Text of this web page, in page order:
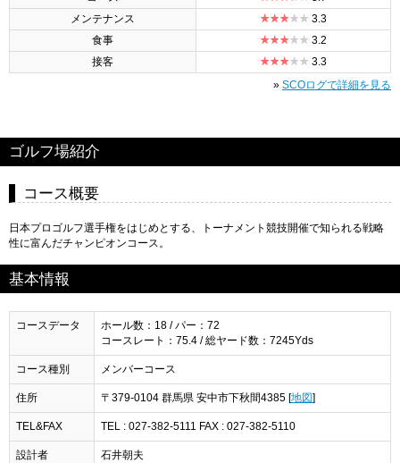
メンテナンス
3.3
食事
3.2
接客
3.3
» SCOログで詳細を見る
ゴルフ場紹介
コース概要
日本プロゴルフ選手権をはじめとする、トーナメント競技開催で知られる戦略
性に富んだチャンピオンコース。
基本情報
コースデータ
ホール数：18 / パー：72
コースレート：75.4 / 総ヤード数：7245Yds
コース種別 メンバーコース
住所 〒379-0104 群馬県 安中市下秋間4385 [ 地図
TEL&FAX TEL : 027-382-5111 FAX : 027-382-5110
設計者 石井朝夫